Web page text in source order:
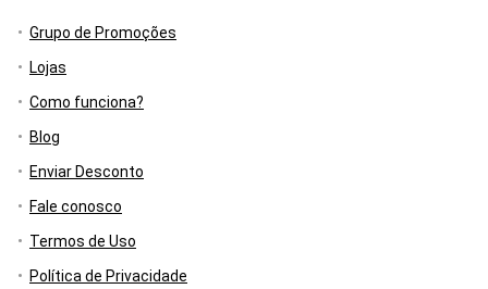
Grupo de Promoções
Lojas
Como funciona?
Blog
Enviar Desconto
Fale conosco
Termos de Uso
Política de Privacidade